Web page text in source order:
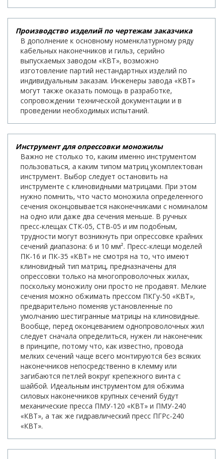
Производство изделий по чертежам заказчика
В дополнение к основному номенклатурному ряду
кабельных наконечников и гильз, серийно
выпускаемых заводом «КВТ», возможно
изготовление партий нестандартных изделий по
индивидуальным заказам. Инженеры завода «КВТ»
могут также оказать помощь в разработке,
сопровождении технической документации и в
проведении необходимых испытаний.
Инструмент для опрессовки моножилы
Важно не столько то, каким именно инструментом
пользоваться, а каким типом матриц укомплектован
инструмент. Выбор следует остановить на
инструменте с клиновидными матрицами. При этом
нужно помнить, что часто моножила определенного
сечения оконцовывается наконечниками с номиналом
на одно или даже два сечения меньше. В ручных
пресс-клещах СТК-05, СТВ-05 и им подобным,
трудности могут возникнуть при опрессовке крайних
сечений диапазона: 6 и 10 мм². Пресс-клещи моделей
ПК-16 и ПК-35 «КВТ» не смотря на то, что имеют
клиновидный тип матриц, предназначены для
опрессовки только на многопроволочных жилах,
поскольку моножилу они просто не продавят. Мелкие
сечения можно обжимать прессом ПКГу-50 «КВТ»,
предварительно поменяв установленные по
умолчанию шестигранные матрицы на клиновидные.
Вообще, перед оконцеванием однопроволочных жил
следует сначала определиться, нужен ли наконечник
в принципе, потому что, как известно, провода
мелких сечений чаще всего монтируются без всяких
наконечников непосредственно в клемму или
загибаются петлей вокруг крепежного винта с
шайбой. Идеальным инструментом для обжима
силовых наконечников крупных сечений будут
механические пресса ПМУ-120 «КВТ» и ПМУ-240
«КВТ», а так же гидравлический пресс ПГРс-240
«КВТ».